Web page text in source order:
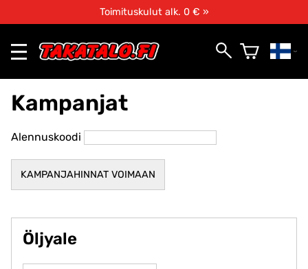
Toimituskulut alk. 0 € »
Kampanjat
Alennuskoodi
Öljyale